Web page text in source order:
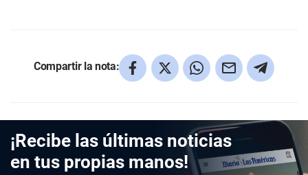
Compartir la nota:
¡Recibe las últimas noticias
en tus propias manos!